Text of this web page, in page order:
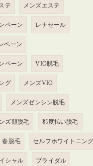
テ メンズエステ
ペーン レナセール
ペーン
ペーン VIO脱毛
グ メンズVIO
メンズゼンシン脱毛
ズ顔脱毛 都度払い脱毛
春脱毛 セルフホワイトニング
シャル ブライダル